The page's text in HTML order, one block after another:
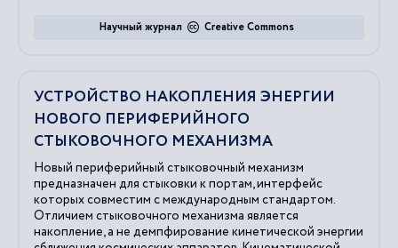
Creative Commons
Научный журнал
УСТРОЙСТВО НАКОПЛЕНИЯ ЭНЕРГИИ
НОВОГО ПЕРИФЕРИЙНОГО
СТЫКОВОЧНОГО МЕХАНИЗМА
Новый периферийный стыковочный механизм
предназначен для стыковки к портам, интерфейс
которых совместим с международным стандартом.
Отличием стыковочного механизма является
накопление, а не демпфирование кинетической энергии